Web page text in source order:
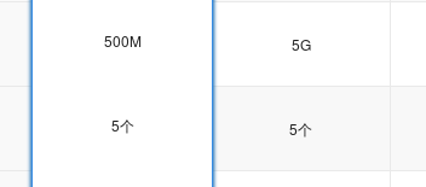
5G 5G
5个 5个
500M
5个